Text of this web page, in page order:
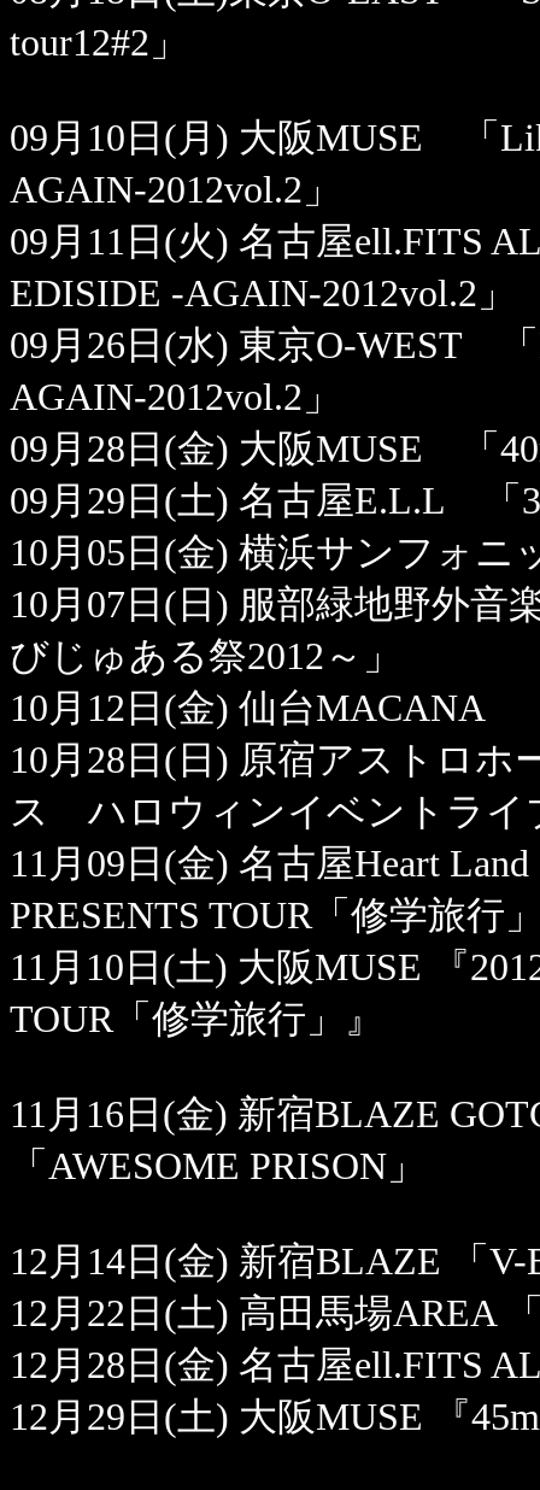
tour12#2」
09月10日(月) 大阪MUSE 「
AGAIN-2012vol.2」
09月11日(火) 名古屋ell.FITS
EDISIDE -AGAIN-2012vol.2」
09月26日(水) 東京O-WEST 「
AGAIN-2012vol.2」
09月28日(金) 大阪MUSE 「
09月29日(土) 名古屋E.L.L 「
10月05日(金) 横浜サンフォ
10月07日(日) 服部緑地野外音
びじゅある祭2012～」
10月12日(金) 仙台MACANA
10月28日(日) 原宿アストロ
ス ハロウィンイベントライ
11月09日(金) 名古屋Heart
PRESENTS TOUR「修学旅行
11月10日(土) 大阪MUSE 『
TOUR「修学旅行」』
11月16日(金) 新宿BLAZE
「AWESOME PRISON」
12月14日(金) 新宿BLAZE 「
12月22日(土) 高田馬場AREA
12月28日(金) 名古屋ell.FITS
12月29日(土) 大阪MUSE 『